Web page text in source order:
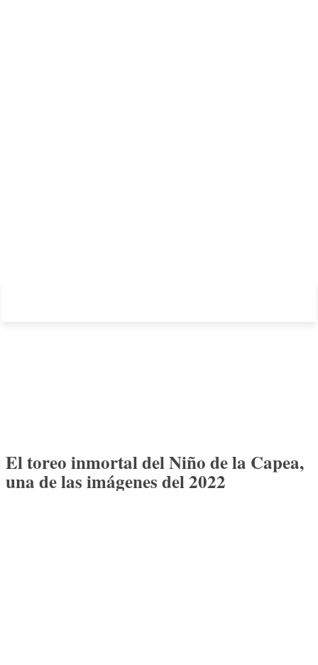
El toreo inmortal del Niño de la Capea,
una de las imágenes del 2022